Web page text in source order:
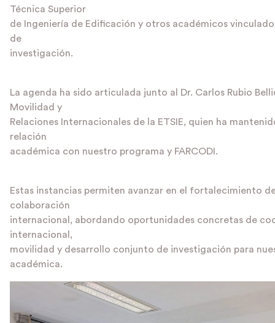
Técnica Superior
de Ingeniería de Edificación y otros académicos
de
investigación.
La agenda ha sido articulada junto al Dr. Carlos Rubio
Movilidad y
Relaciones Internacionales de la ETSIE, quien ha
relación
académica con nuestro programa y FARCODI.
Estas instancias permiten avanzar en el fortalecimiento
colaboración
internacional, abordando oportunidades concretas de
internacional,
movilidad y desarrollo conjunto de investigación para
académica.